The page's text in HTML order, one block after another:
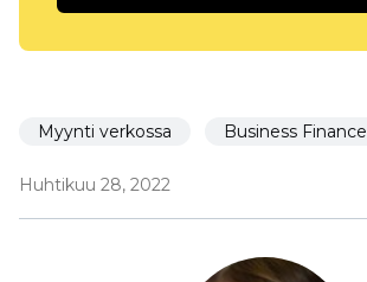
Myynti verkossa Business Finance
Huhtikuu 28, 2022